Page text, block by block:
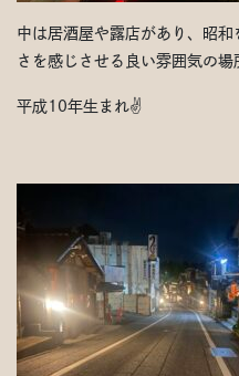
中は居酒屋や露店があり、昭
さを感じさせる良い雰囲気の場
平成10年生まれ✌️